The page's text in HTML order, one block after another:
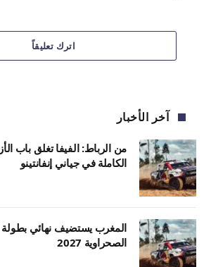
اترك تعليقاً
آخر الأخبار
من الرباط: الفيفا تغلق باب
الكاملة في جياني إنفانتينو
المغرب يستضيف نهائي بطولة
الصحراوية 2027